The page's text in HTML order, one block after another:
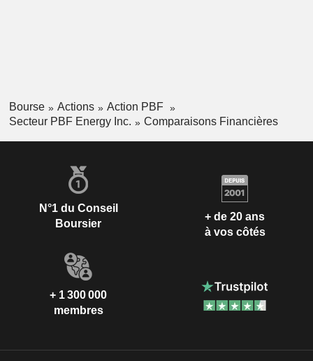
Bourse Actions
Action PBF
Secteur PBF Energy Inc.
Comparaisons Financières
N°1 du Conseil
Boursier
+ de 20 ans
à vos côtés
+ 1 300 000
membres